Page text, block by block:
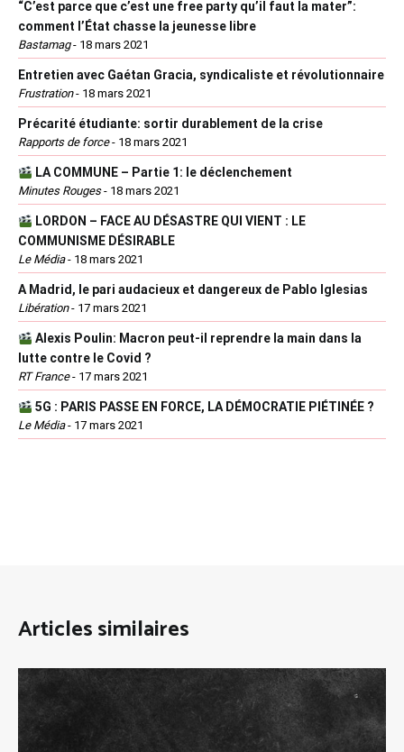
“C’est parce que c’est une free party qu’il faut la mater”:
comment l’État chasse la jeunesse libre
Bastamag- 18 mars 2021
Entretien avec Gaétan Gracia, syndicaliste et révolutionnaire
Frustration- 18 mars 2021
Précarité étudiante: sortir durablement de la crise
Rapports de force- 18 mars 2021
LA COMMUNE – Partie 1: le déclenchement
Minutes Rouges- 18 mars 2021
LORDON – FACE AU DÉSASTRE QUI VIENT : LE
COMMUNISME DÉSIRABLE
Le Média- 18 mars 2021
A Madrid, le pari audacieux et dangereux de Pablo Iglesias
Libération- 17 mars 2021
Alexis Poulin: Macron peut-il reprendre la main dans la
lutte contre le Covid ?
RT France- 17 mars 2021
5G : PARIS PASSE EN FORCE, LA DÉMOCRATIE PIÉTINÉE ?
Le Média- 17 mars 2021
Articles similaires